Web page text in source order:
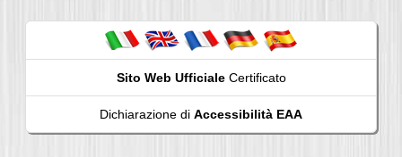
Sito Web UfficialeCertificato
Dichiarazione di Accessibilità EAA